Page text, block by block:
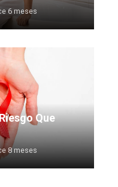
6 meses
Que
8 meses